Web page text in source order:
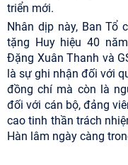
triển mới.
Nhân dịp này, Ban Tổ
tặng Huy hiệu 40
Đặng Xuân Thanh và
là sự ghi nhận đối với
đồng chí mà còn là
đối với cán bộ, đảng
cao tinh thần trách
Hàn lâm ngày càng